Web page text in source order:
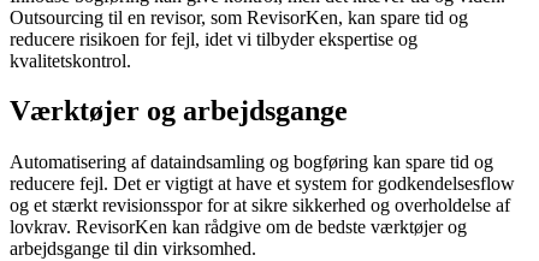
Outsourcing til en revisor, som RevisorKen, kan spare tid og
reducere risikoen for fejl, idet vi tilbyder ekspertise og
kvalitetskontrol.
Værktøjer og arbejdsgange
Automatisering af dataindsamling og bogføring kan spare tid og
reducere fejl. Det er vigtigt at have et system for godkendelsesflow
og et stærkt revisionsspor for at sikre sikkerhed og overholdelse af
lovkrav. RevisorKen kan rådgive om de bedste værktøjer og
arbejdsgange til din virksomhed.